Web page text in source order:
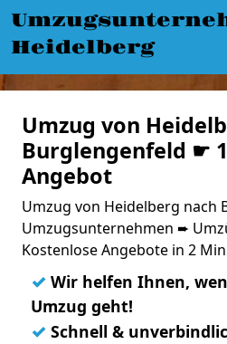
Heidelberg
Umzug von
Burglengenfeld ☛
Angebot
Umzug von Heidelberg nach
Umzugsunternehmen ➨
Kostenlose Angebote in 2
✓ Wir helfen Ihnen,
Umzug geht!
✓ Schnell &